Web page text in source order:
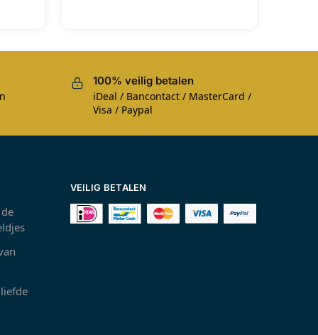
100% veilig betalen
iDeal / Bancontact / MasterCard /
Visa / Paypal
VEILIG BETALEN